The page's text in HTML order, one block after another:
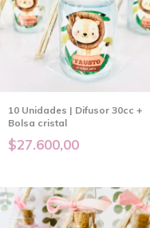
10 Unidades | Difusor 30cc +
Bolsa cristal
$27.600,00